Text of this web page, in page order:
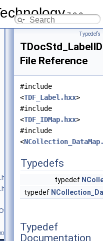
7.9.0
Typedefs
File Reference
#include
<TDF_Label.hxx>
#include
<TDF_IDMap.hxx>
#include
<
Typedefs
typedef
typedef
Typedef
Documentation